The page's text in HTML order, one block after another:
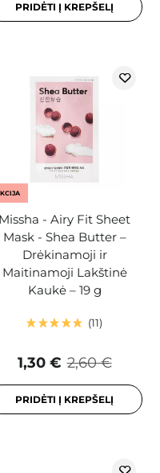
PRIDĖTI Į KREPŠELĮ
Missha - Airy Fit Sheet
Mask - Shea Butter –
Drėkinamoji ir
Maitinamoji Lakštinė
Kaukė – 19 g
11
2,60 €
1,30 €
PRIDĖTI Į KREPŠELĮ